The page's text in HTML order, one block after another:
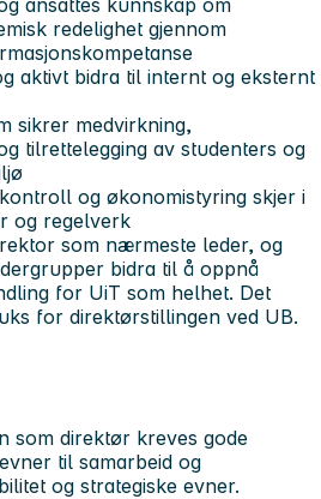
ansattes kunnskap om
redelighet gjennom
aktivt bidra til internt og eksternt
sikrer medvirkning,
tilrettelegging av studenters og
og økonomistyring skjer i
og regelverk
som nærmeste leder, og
bidra til å oppnå
for UiT som helhet. Det
for direktørstillingen ved UB.
som direktør kreves gode
til samarbeid og
og strategiske evner.